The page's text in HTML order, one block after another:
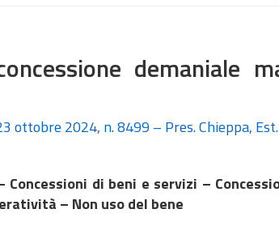
demaniale
ottobre 2024, n. 8499 – Pres. Chieppa,
Concessioni di beni e servizi –
– Non uso del bene